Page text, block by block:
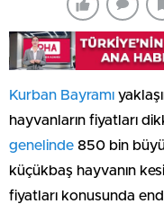
Kurban Bayramı
hayvanların fiyatları
genelinde 850 bin
küçükbaş hayvanın
fiyatları konusunda